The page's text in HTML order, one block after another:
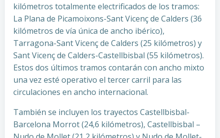
kilómetros totalmente electrificados de los tramos:
La Plana de Picamoixons-Sant Vicenç de Calders (36
kilómetros de vía única de ancho ibérico),
Tarragona-Sant Vicenç de Calders (25 kilómetros) y
Sant Vicenç de Calders-Castellbisbal (55 kilómetros).
Estos dos últimos tramos contarán con ancho mixto
una vez esté operativo el tercer carril para las
circulaciones en ancho internacional.
También se incluyen los trayectos Castellbisbal-
Barcelona Morrot (24,6 kilómetros), Castellbisbal –